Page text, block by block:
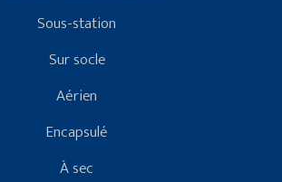
Sous-station
Sur socle
Aérien
Encapsulé
À sec